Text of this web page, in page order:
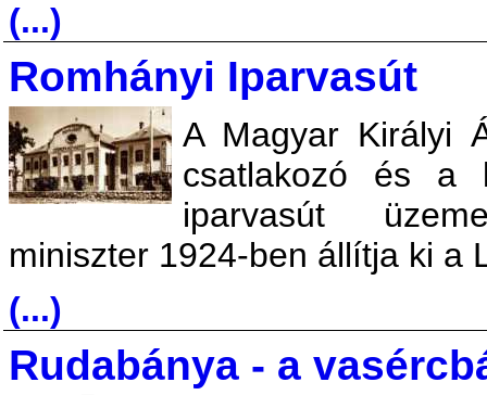
(...)
Romhányi Iparvasút
A Magyar Királyi
csatlakozó és a
iparvasút
miniszter 1924-ben állítja ki a
(...)
Rudabánya - a